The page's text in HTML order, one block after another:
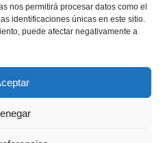
nos permitirá procesar datos como el
identificaciones únicas en este sitio.
puede afectar negativamente a
Política de privacidad
de cookies (UE)